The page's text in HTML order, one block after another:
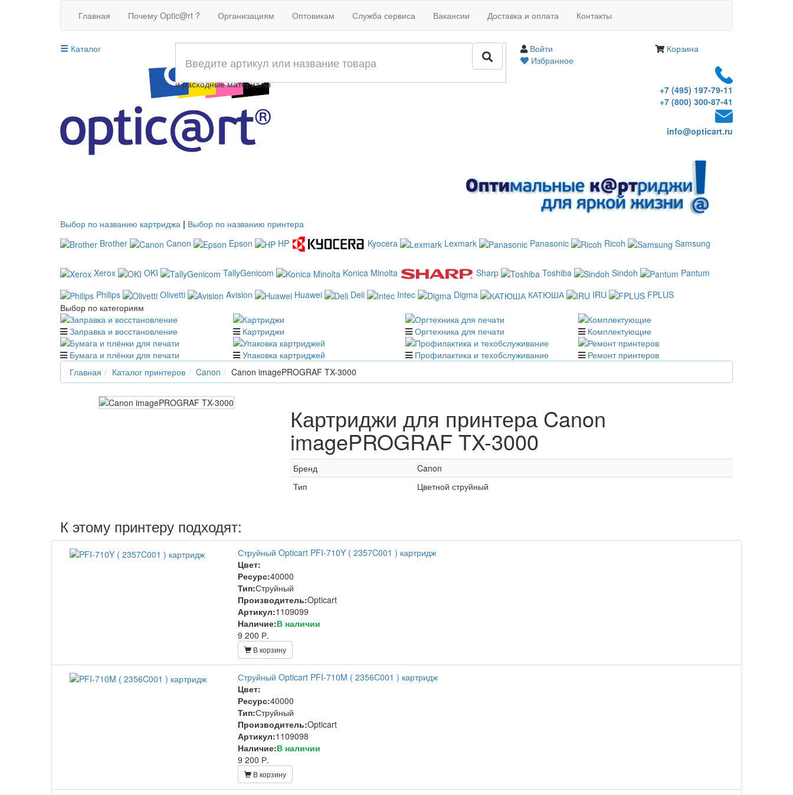
Главная Почему Optic@rt ? Организациям Оптовикам Служба сервиса Вакансии Доставка и оплата Контакты
Каталог
Войти
Избранное
Корзина
Совместимые картриджи
и расходные материалы
+7 (495) 197-79-11
+7 (800) 300-87-41
info@opticart.ru
Выбор по названию картриджа | Выбор по названию принтера
Brother
Canon Epson HP Kyocera Lexmark Panasonic Ricoh Samsung
Xerox OKI TallyGenicom Konica Minolta Sharp Toshiba Sindoh
Pantum
Philips
Olivetti Avision Huawei Deli Intec Digma КАТЮША IRU
FPLUS
Выбор по категориям
Заправка и восстановление
Картриджи Оргтехника для печати
Комплектующие
Бумага и плёнки для печати
Упаковка картриджей Профилактика и техобслуживание
Ремонт принтеров
Главная
Каталог принтеров Canon Canon imagePROGRAF TX-3000
Картриджи для принтера Canon
imagePROGRAF TX-3000
Бренд
Canon
Тип
Цветной струйный
К этому принтеру подходят:
Струйный Opticart PFI-710Y ( 2357C001 ) картридж
Цвет:
Ресурс:40000
Тип:Струйный
Производитель:Opticart
Артикул:1109099
Наличие:В наличии
9 200 Р.
В корзину
Струйный Opticart PFI-710M ( 2356C001 ) картридж
Цвет:
Ресурс:40000
Тип:Струйный
Производитель:Opticart
Артикул:1109098
Наличие:В наличии
9 200 Р.
В корзину